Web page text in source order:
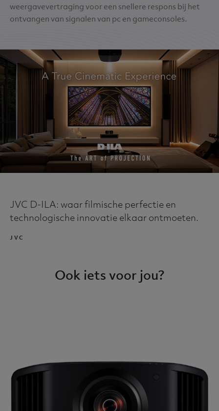
weergavevertraging voor een snellere respons bij het
ontvangen van signalen van pc en gameconsoles.
JVC D-ILA: waar filmische perfectie en
technologische innovatie elkaar ontmoeten.
JVC
Ook iets voor jou?